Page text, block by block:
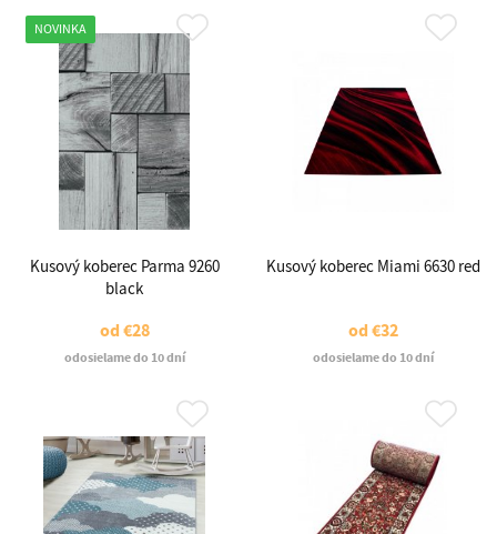
NOVINKA
Kusový koberec Parma 9260
black
od€28
odosielame do 10 dní
Kusový koberec Miami 6630 red
od€32
odosielame do 10 dní